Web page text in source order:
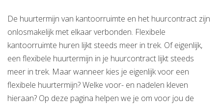
De huurtermijn van kantoorruimte en het huurcontract zijn
onlosmakelijk met elkaar verbonden. Flexibele
kantoorruimte huren lijkt steeds meer in trek. Of eigenlijk,
een flexibele huurtermijn in je huurcontract lijkt steeds
meer in trek. Maar wanneer kies je eigenlijk voor een
flexibele huurtermijn? Welke voor- en nadelen kleven
hieraan? Op deze pagina helpen we je om voor jou de